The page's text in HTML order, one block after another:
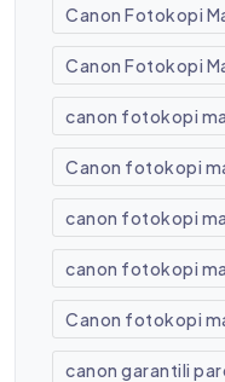
Canon Fotokopi
Canon Fotokopi
canon fotokopi
Canon fotokopi
canon fotokopi
canon fotokopi
Canon fotokopi
canon garantili